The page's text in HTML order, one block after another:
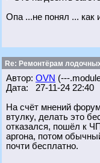
Опа ...не понял ... как
Re: Ремонтёрам
Автор: OVN (---
Дата: 27-11-24 22:40
На счёт мнений
втулку, делать это
отказался, пошёл к
аргона, потом
почти бесплатно.